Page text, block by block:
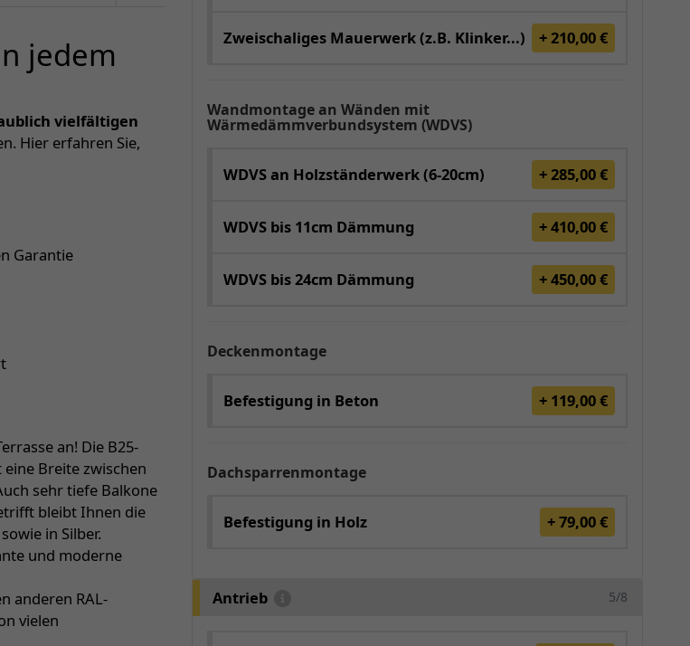
jedem
vielfältigen
Hier erfahren Sie,
Garantie
an! Die B25-
Breite zwischen
sehr tiefe Balkone
bleibt Ihnen die
in Silber.
und moderne
anderen RAL-
vielen
Zweischaliges Mauerwerk (z.B. Klinker...) + 210,00 €
Wandmontage an Wänden mit
Wärmedämmverbundsystem (WDVS)
WDVS an Holzständerwerk (6-20cm) + 285,00 €
WDVS bis 11cm Dämmung + 410,00 €
WDVS bis 24cm Dämmung + 450,00 €
Deckenmontage
Befestigung in Beton + 119,00 €
Dachsparrenmontage
Befestigung in Holz + 79,00 €
Antrieb 5/8